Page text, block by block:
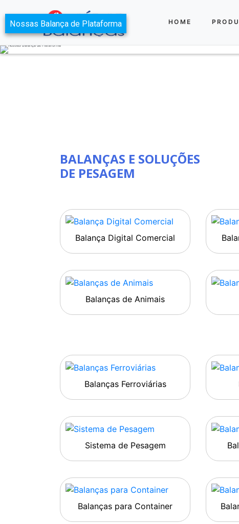
HOME
BALANÇAS E SOLUÇÕES
DE PESAGEM
Balança Digital Comercial
Balanças de Animais
Balanças Ferroviárias
Sistema de Pesagem
Balanças para Container